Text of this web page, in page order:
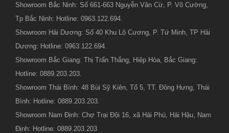
Showroom Bắc Ninh: Số 661-663 Nguyễn Văn Cừ, P. Võ Cường,
Tp Bắc Ninh: Hotline: 0963.122.694.
Showroom Hải Dương: Số 40 Khu Lộ Cương, P. Tứ Minh, TP Hải
Dương: Hotline: 0963.122.694.
Showroom Bắc Giang: Thị Trấn Thắng, Hiệp Hòa, Bắc Giang:
Hotline: 0889.203.203.
Showroom Thái Bình: 48 Bùi Sỹ Kiên, Tổ 5, TT. Đông Hưng, Thái
Bình: Hotline: 0889.203.203.
Showroom Nam Định: Chợ Trại Đội 16, xã Hải Phú, Hải Hậu, Nam
Định: Hotline: 0889.203.203